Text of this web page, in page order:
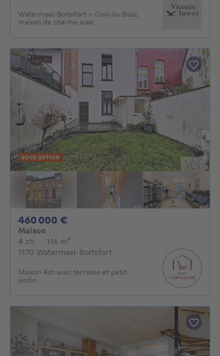
Watermael-Boitsfort – Coin du Balai,
maison de charme avec
SOUS OPTION
460 000 €
Maison
4 ch. 4 chambres
· 116 m²
1170 Watermael-Boitsfort
Maison 4ch avec terrasse et petit
jardin